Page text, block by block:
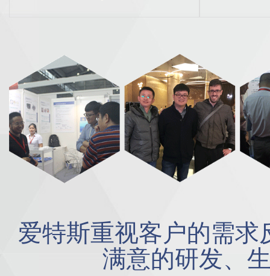
爱特斯重视客户的需
满意的研发、